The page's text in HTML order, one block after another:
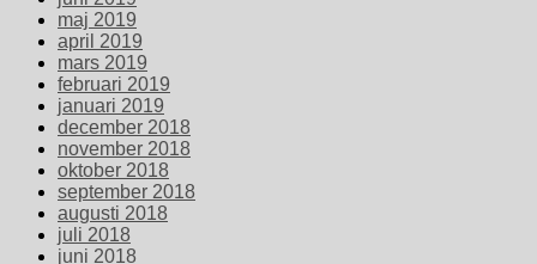
maj 2019
april 2019
mars 2019
februari 2019
januari 2019
december 2018
november 2018
oktober 2018
september 2018
augusti 2018
juli 2018
juni 2018